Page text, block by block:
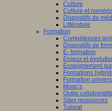
Culture
Culture et
Dispositifs de
Littérature
Formation
Compétences
Dispositifs de
E- formation
Enjeux et
Enseignement
Formations
Formation
Mooc’s
Outils collaboratifs
Sites ressources
Tutorat